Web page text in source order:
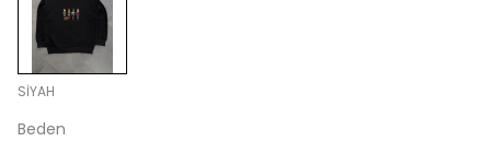
SİYAH
Beden